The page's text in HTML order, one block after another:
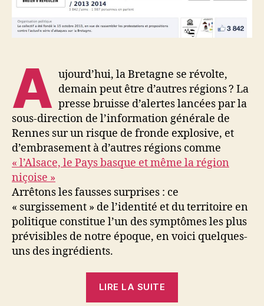
A ujourd’hui, la Bretagne se révolte,
demain peut être d’autres régions ? La
presse bruisse d’alertes lancées par la
sous-direction de l’information générale de
Rennes sur un risque de fronde explosive, et
d’embrasement à d’autres régions comme
« l’Alsace, le Pays basque et même la région
niçoise »
Arrêtons les fausses surprises : ce
« surgissement » de l’identité et du territoire en
politique constitue l’un des symptômes les plus
prévisibles de notre époque, en voici quelques-
uns des ingrédients.
LIRE LA SUITE